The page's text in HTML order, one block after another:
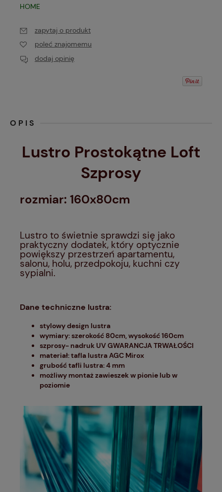
HOME
zapytaj o produkt
poleć znajomemu
dodaj opinię
OPIS
Lustro Prostokątne Loft
Szprosy
rozmiar: 160x80cm
Lustro to świetnie sprawdzi się jako
praktyczny dodatek, który optycznie
powiększy przestrzeń apartamentu,
salonu, holu, przedpokoju, kuchni czy
sypialni.
Dane techniczne lustra:
stylowy design lustra
wymiary: szerokość 80cm, wysokość 160cm
szprosy- nadruk UV GWARANCJA TRWAŁOŚCI
materiał: tafla lustra AGC Mirox
grubość tafli lustra: 4 mm
możliwy montaż zawieszek w pionie lub w
poziomie